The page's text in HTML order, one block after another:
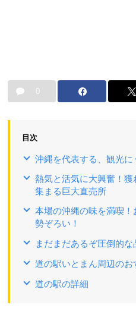
0
目次
沖縄を代表する、観光
熱気と活気に大興奮！
集まる巨大直売所
本場の沖縄の味を満喫
勢ぞろい！
まだまだあるぞ圧倒的な
道の駅いとまん周辺のお
道の駅の詳細